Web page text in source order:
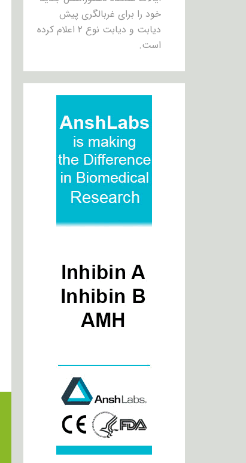
خود را برای غربالگری پیش
دیابت و دیابت نوع ۲ اعلام کرده
است.